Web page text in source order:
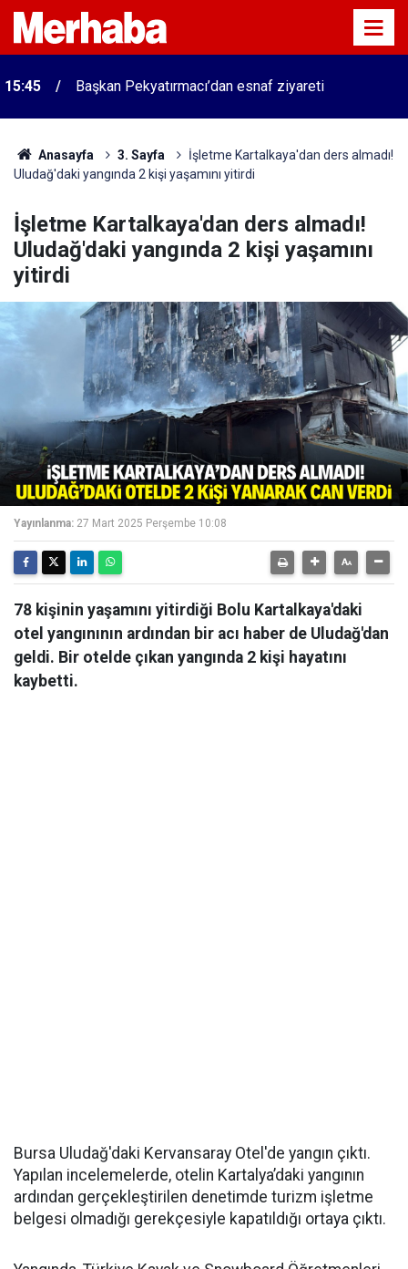
15:45 Başkan Pekyatırmacı’dan esnaf ziyareti
Anasayfa 3. Sayfa
İşletme Kartalkaya'dan ders almadı!
Uludağ'daki yangında 2 kişi yaşamını yitirdi
İşletme Kartalkaya'dan ders almadı!
Uludağ'daki yangında 2 kişi yaşamını
yitirdi
Yayınlanma: 27 Mart 2025 Perşembe 10:08
78 kişinin yaşamını yitirdiği Bolu Kartalkaya'daki
otel yangınının ardından bir acı haber de Uludağ'dan
geldi. Bir otelde çıkan yangında 2 kişi hayatını
kaybetti.
Bursa Uludağ'daki Kervansaray Otel'de yangın çıktı.
Yapılan incelemelerde, otelin Kartalya’daki yangının
ardından gerçekleştirilen denetimde turizm işletme
belgesi olmadığı gerekçesiyle kapatıldığı ortaya çıktı.